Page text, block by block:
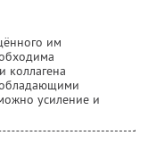
им
коллагена
обладающими
усиление и